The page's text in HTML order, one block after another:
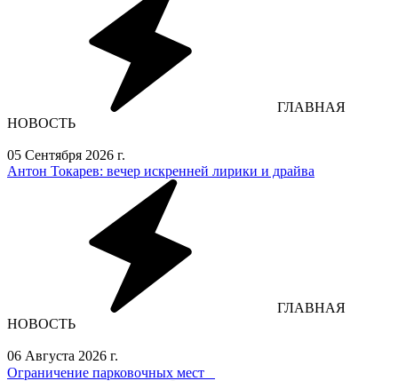
ГЛАВНАЯ
НОВОСТЬ
05 Сентября 2026 г.
Антон Токарев: вечер искренней лирики и драйва
ГЛАВНАЯ
НОВОСТЬ
06 Августа 2026 г.
Ограничение парковочных мест⁣⁣⠀